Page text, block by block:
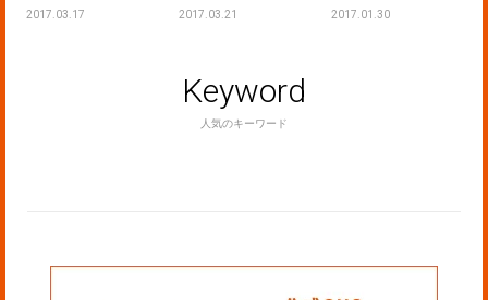
2017.03.17 2017.03.21 2017.01.30
Keyword
人気のキーワード